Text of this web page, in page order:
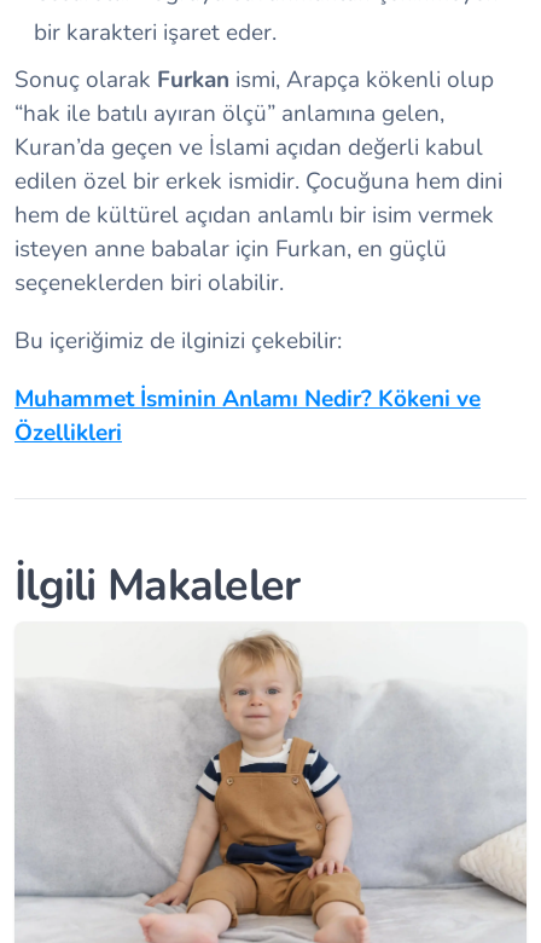
bir karakteri işaret eder.
Sonuç olarak Furkan ismi, Arapça kökenli olup
“hak ile batılı ayıran ölçü” anlamına gelen,
Kuran’da geçen ve İslami açıdan değerli kabul
edilen özel bir erkek ismidir. Çocuğuna hem dini
hem de kültürel açıdan anlamlı bir isim vermek
isteyen anne babalar için Furkan, en güçlü
seçeneklerden biri olabilir.
Bu içeriğimiz de ilginizi çekebilir:
Muhammet İsminin Anlamı Nedir? Kökeni ve
Özellikleri
İlgili Makaleler